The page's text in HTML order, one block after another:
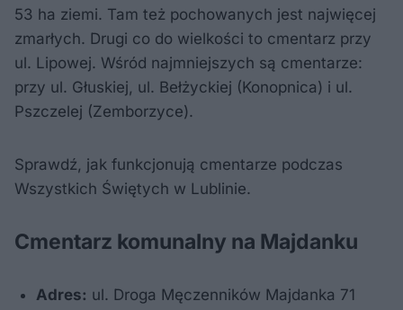
53 ha ziemi. Tam też pochowanych jest najwięcej
zmarłych. Drugi co do wielkości to cmentarz przy
ul. Lipowej. Wśród najmniejszych są cmentarze:
przy ul. Głuskiej, ul. Bełżyckiej (Konopnica) i ul.
Pszczelej (Zemborzyce).
Sprawdź, jak funkcjonują cmentarze podczas
Wszystkich Świętych w Lublinie.
Cmentarz komunalny na Majdanku
Adres: ul. Droga Męczenników Majdanka 71